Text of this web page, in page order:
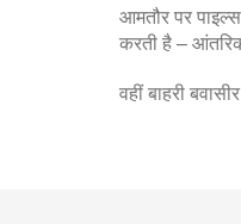
आमतौर पर
करती है –
वहीं बाहरी